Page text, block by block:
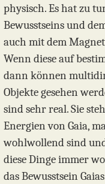
physisch. Es hat zu
Bewusstseins und
auch mit dem
Wenn diese auf
dann können
Objekte gesehen
sind sehr real. Sie
Energien von Gaia,
wohlwollend sind
diese Dinge immer
das Bewusstsein